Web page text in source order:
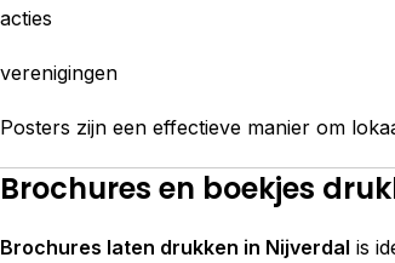
acties
verenigingen
Posters zijn een effectieve manier om
Brochures en boekjes
Brochures laten drukken in Nijverdal is